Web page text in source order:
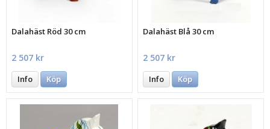
Dalahäst Röd 30 cm
2 507 kr
Info Köp
Dalahäst Blå 30 cm
2 507 kr
Info Köp